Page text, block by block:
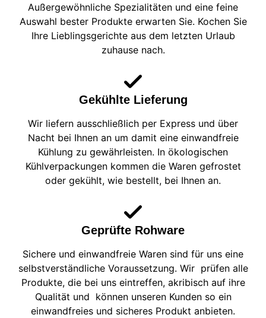
Außergewöhnliche Spezialitäten und eine feine
Auswahl bester Produkte erwarten Sie. Kochen Sie
Ihre Lieblingsgerichte aus dem letzten Urlaub
zuhause nach.
Gekühlte Lieferung
Wir liefern ausschließlich per Express und über
Nacht bei Ihnen an um damit eine einwandfreie
Kühlung zu gewährleisten. In ökologischen
Kühlverpackungen kommen die Waren gefrostet
oder gekühlt, wie bestellt, bei Ihnen an.
Geprüfte Rohware
Sichere und einwandfreie Waren sind für uns eine
selbstverständliche Voraussetzung. Wir prüfen alle
Produkte, die bei uns eintreffen, akribisch auf ihre
Qualität und können unseren Kunden so ein
einwandfreies und sicheres Produkt anbieten.